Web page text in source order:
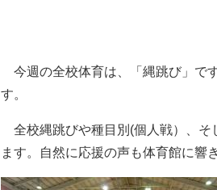
今週の全校体育は、「縄跳び」で
す。
全校縄跳びや種目別(個人戦）、そ
ます。自然に応援の声も体育館に響